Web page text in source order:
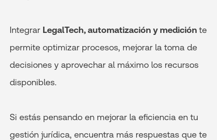
Integrar LegalTech, automatización y medición te
permite optimizar procesos, mejorar la toma de
decisiones y aprovechar al máximo los recursos
disponibles.
Si estás pensando en mejorar la eficiencia en tu
gestión jurídica, encuentra más respuestas que te